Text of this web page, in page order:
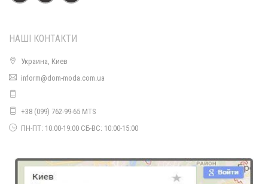
1370.00грн.
НАШІ КОНТАКТИ
Украина, Киев
inform@dom-moda.com.ua
+38 (099) 762-99-65 MTS
ПН-ПТ: 10:00-19:00 СБ-ВС: 10:00-15:00